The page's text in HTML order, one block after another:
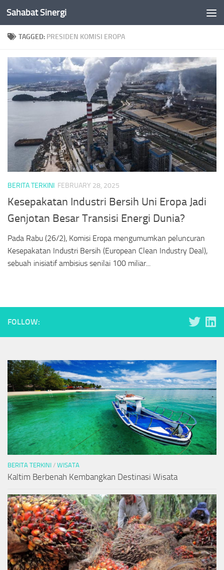
Skip to content
Sahabat Sinergi
TAGGED: PRESIDEN KOMISI EROPA
BERITA TERKINI FEBRUARY 28, 2025
Kesepakatan Industri Bersih Uni Eropa Jadi
Genjotan Besar Transisi Energi Dunia?
Pada Rabu (26/2), Komisi Eropa mengumumkan peluncuran
Kesepakatan Industri Bersih (European Clean Industry Deal),
sebuah inisiatif ambisius senilai 100 miliar...
FOLLOW:
BERITA TERKINI / WISATA
Kaltim Berbenah Kembangkan Destinasi Wisata